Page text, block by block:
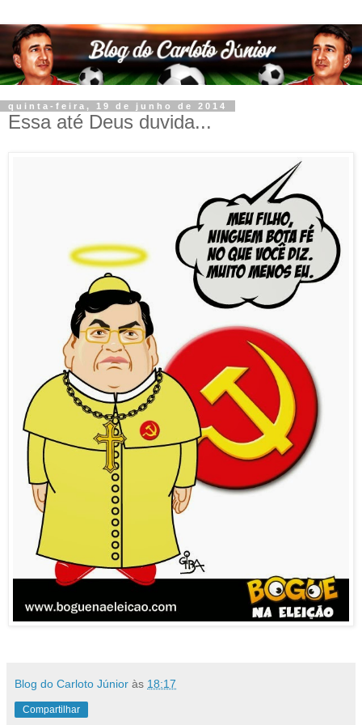
quinta-feira, 19 de junho de 2014
Essa até Deus duvida...
Blog do Carloto Júnior às 18:17
Compartilhar